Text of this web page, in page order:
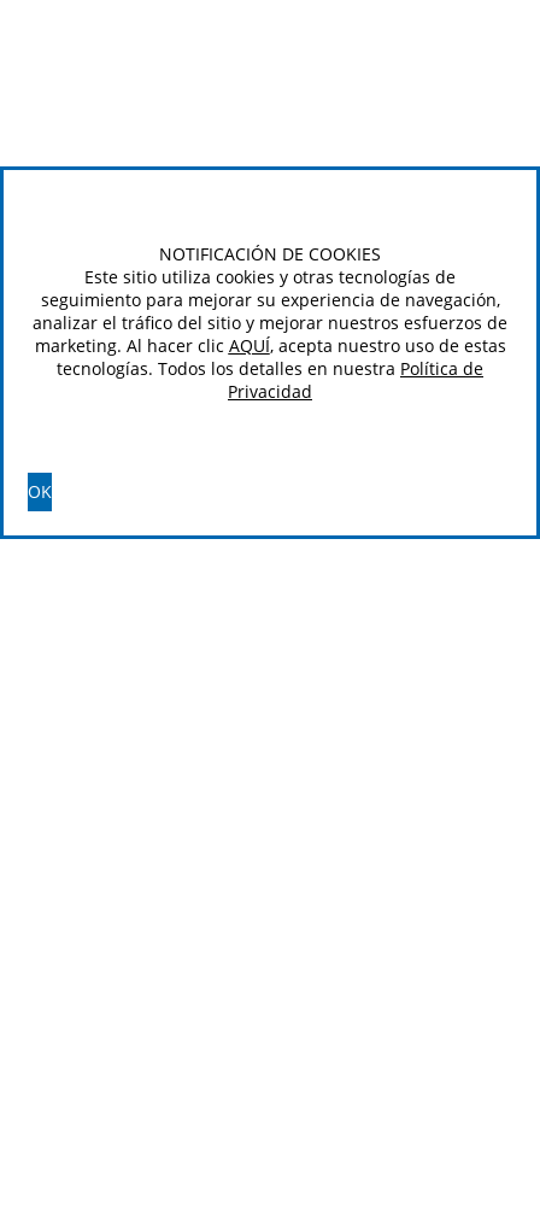
NOTIFICACIÓN DE COOKIES
Este sitio utiliza cookies y otras tecnologías de
seguimiento para mejorar su experiencia de navegación,
analizar el tráfico del sitio y mejorar nuestros esfuerzos de
marketing. Al hacer clic AQUÍ, acepta nuestro uso de estas
tecnologías. Todos los detalles en nuestra Política de
Privacidad
OK